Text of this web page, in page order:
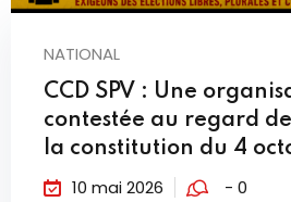
NATIONAL
CCD SPV : Une
contestée au regard
la constitution du 4
10 mai 2026 - 0